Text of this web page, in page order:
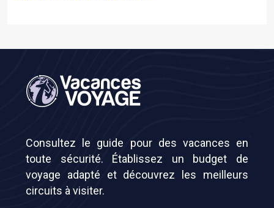
Consultez le guide pour des vacances en
toute sécurité. Établissez un budget de
voyage adapté et découvrez les meilleurs
circuits à visiter.